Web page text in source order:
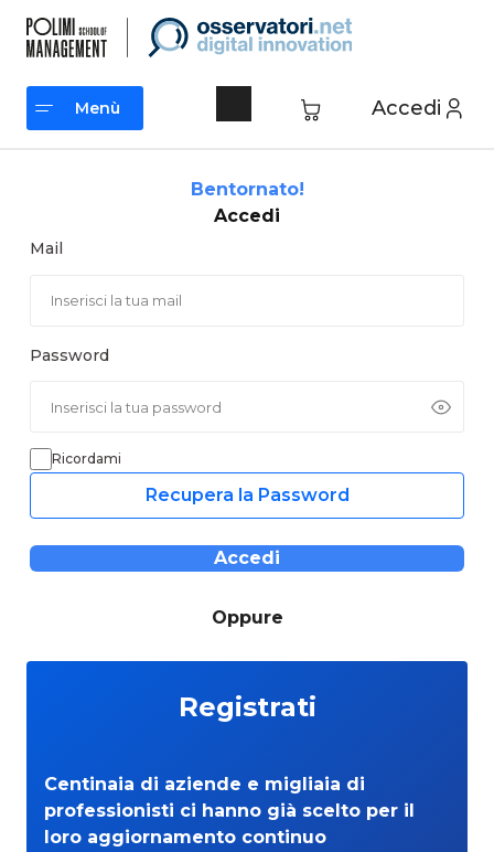
contenuto
Accedi
Menù
Bentornato!
Accedi
Mail
Password
Ricordami
Recupera la Password
Accedi
Oppure
Registrati
Centinaia di aziende e migliaia di
professionisti ci hanno già scelto per il
loro aggiornamento continuo